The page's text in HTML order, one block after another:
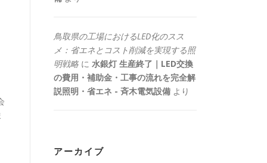
鳥取県の工場におけるLED化のスス
メ：省エネとコスト削減を実現する照
明戦略 に 水銀灯 生産終了｜LED交換
の費用・補助金・工事の流れを完全解
説照明・省エネ - 斉木電気設備 より
アーカイブ